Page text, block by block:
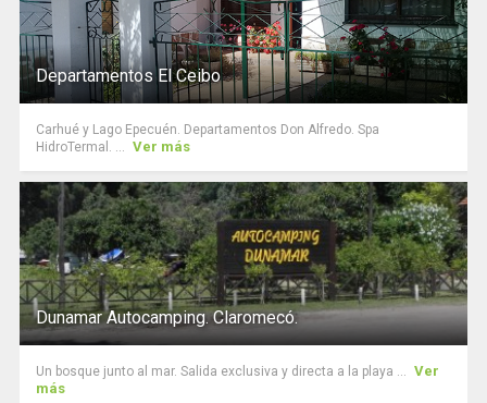
Departamentos El Ceibo
Carhué y Lago Epecuén. Departamentos Don Alfredo. Spa
HidroTermal. ... Ver más
Dunamar Autocamping. Claromecó.
Un bosque junto al mar. Salida exclusiva y directa a la playa ... Ver
más